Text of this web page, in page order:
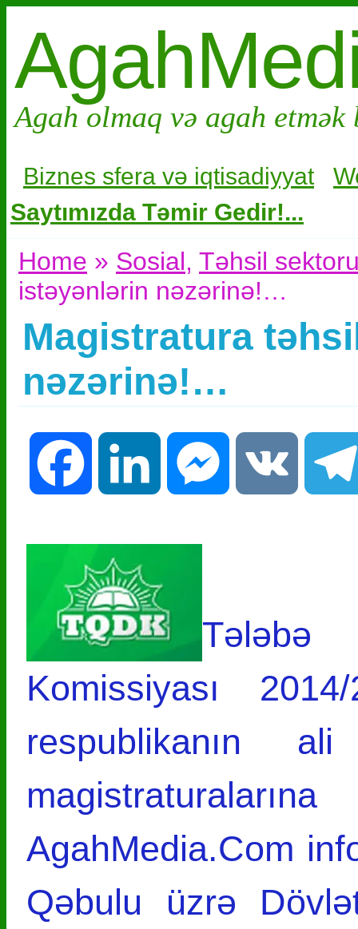
Agah olmaq və agah
Biznes sfera və iqtisadiyyat
Saytımızda Təmir Gedir!...
Home » Sosial, Təhsil
istəyənlərin nəzərinə!…
Magistratura
nəzərinə!…
Facebook LinkedIn Messenger VK
Komissiyası
respublikanın
AgahMedia.Com
Qəbulu üzrə